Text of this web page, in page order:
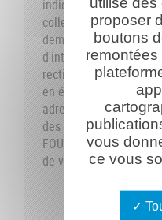
indiquons sur le
collecte est
demande. Vous
d'interrogation, accès,
rectification et
en écrivant au
adressant à la
des Dames - RD 18 CD
FOULON et en
de votre pièce
proposer
boutons
vous
ce vous